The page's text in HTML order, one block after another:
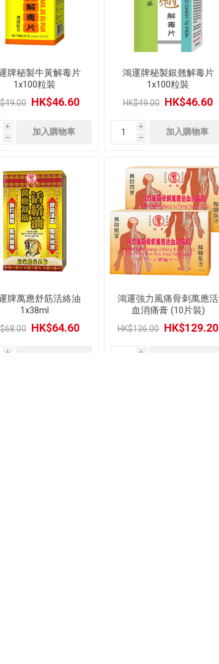
牌秘製牛黃解毒片
1x100粒裝
HK$46.60
i
h
鴻運牌秘製銀翹解毒片
1x100粒裝
HK$49.00 HK$46.60
i
h
牌萬應舒筋活絡油
1x38ml
HK$64.60
i
鴻運強力風痛骨刺萬應活
血消痛膏 (10片裝)
HK$136.00 HK$129.20
i